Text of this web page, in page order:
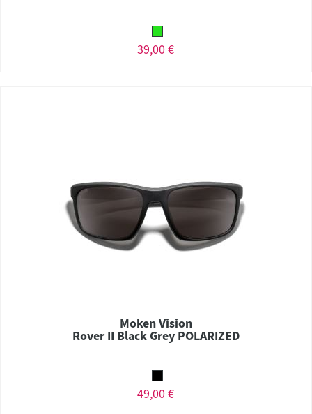
39,00 €
Moken Vision
Rover II Black Grey POLARIZED
49,00 €